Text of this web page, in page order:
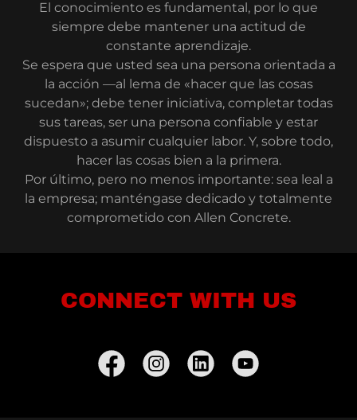
El conocimiento es fundamental, por lo que
siempre debe mantener una actitud de
constante aprendizaje.
Se espera que usted sea una persona orientada a
la acción —al lema de «hacer que las cosas
sucedan»; debe tener iniciativa, completar todas
sus tareas, ser una persona confiable y estar
dispuesto a asumir cualquier labor. Y, sobre todo,
hacer las cosas bien a la primera.
Por último, pero no menos importante: sea leal a
la empresa; manténgase dedicado y totalmente
comprometido con Allen Concrete.
CONNECT WITH US